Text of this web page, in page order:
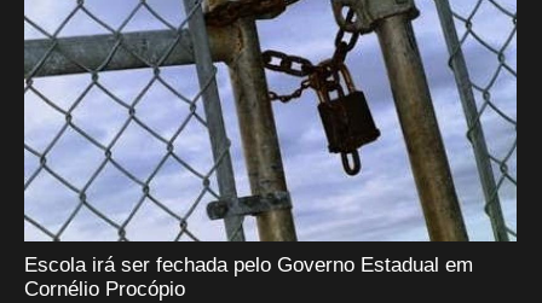
Escola irá ser fechada pelo Governo Estadual em
Cornélio Procópio